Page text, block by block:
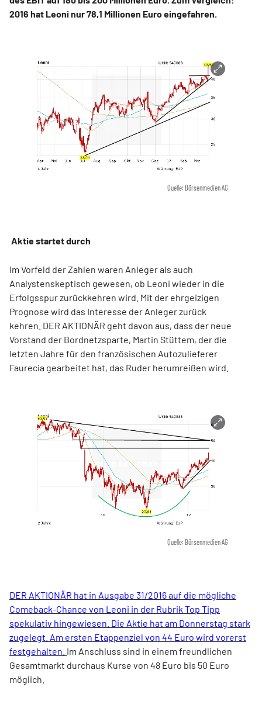
2016 hat Leoni nur 78,1 Millionen Euro eingefahren.
Quelle: Börsenmedien AG
Aktie startet durch
Im Vorfeld der Zahlen waren Anleger als auch
Analystenskeptisch gewesen, ob Leoni wieder in die
Erfolgsspur zurückkehren wird. Mit der ehrgeizigen
Prognose wird das Interesse der Anleger zurück
kehren. DER AKTIONÄR geht davon aus, dass der neue
Vorstand der Bordnetzsparte, Martin Stüttem, der die
letzten Jahre für den französischen Autozulieferer
Faurecia gearbeitet hat, das Ruder herumreißen wird.
Quelle: Börsenmedien AG
DER AKTIONÄR hat in Ausgabe 31/2016 auf die mögliche
Comeback-Chance von Leoni in der Rubrik Top Tipp
spekulativ hingewiesen. Die Aktie hat am Donnerstag stark
zugelegt. Am ersten Etappenziel von 44 Euro wird vorerst
festgehalten. Im Anschluss sind in einem freundlichen
Gesamtmarkt durchaus Kurse von 48 Euro bis 50 Euro
möglich.